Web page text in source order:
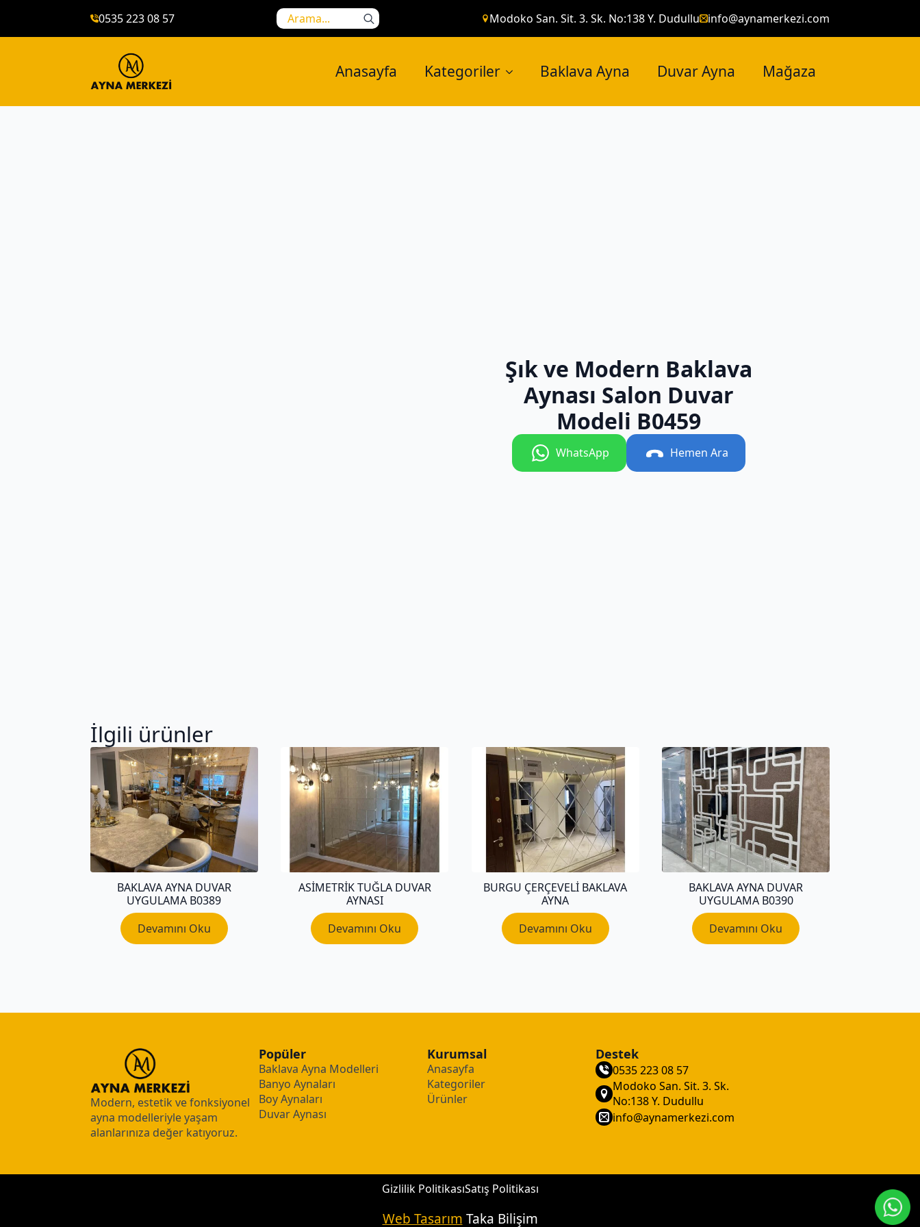
0535 223 08 57
Search
for:
Modoko San. Sit. 3. Sk. No:138 Y. Dudullu info@aynamerkezi.com
Anasayfa Kategoriler Baklava Ayna Duvar Ayna Mağaza
Şık ve Modern Baklava
Aynası Salon Duvar
Modeli B0459
WhatsApp Hemen Ara
İlgili ürünler
BAKLAVA AYNA DUVAR
UYGULAMA B0389
Devamını Oku
ASIMETRIK TUĞLA DUVAR
AYNASI
Devamını Oku
BURGU ÇERÇEVELI BAKLAVA
AYNA
Devamını Oku
BAKLAVA AYNA DUVAR
UYGULAMA B0390
Devamını Oku
Modern, estetik ve fonksiyonel
ayna modelleriyle yaşam
alanlarınıza değer katıyoruz.
Popüler
Baklava Ayna Modelleri
Banyo Aynaları
Boy Aynaları
Duvar Aynası
Kurumsal
Anasayfa
Kategoriler
Ürünler
Destek
0535 223 08 57
Modoko San. Sit. 3. Sk.
No:138 Y. Dudullu
info@aynamerkezi.com
Gizlilik PolitikasıSatış Politikası
Web Tasarım Taka Bilişim